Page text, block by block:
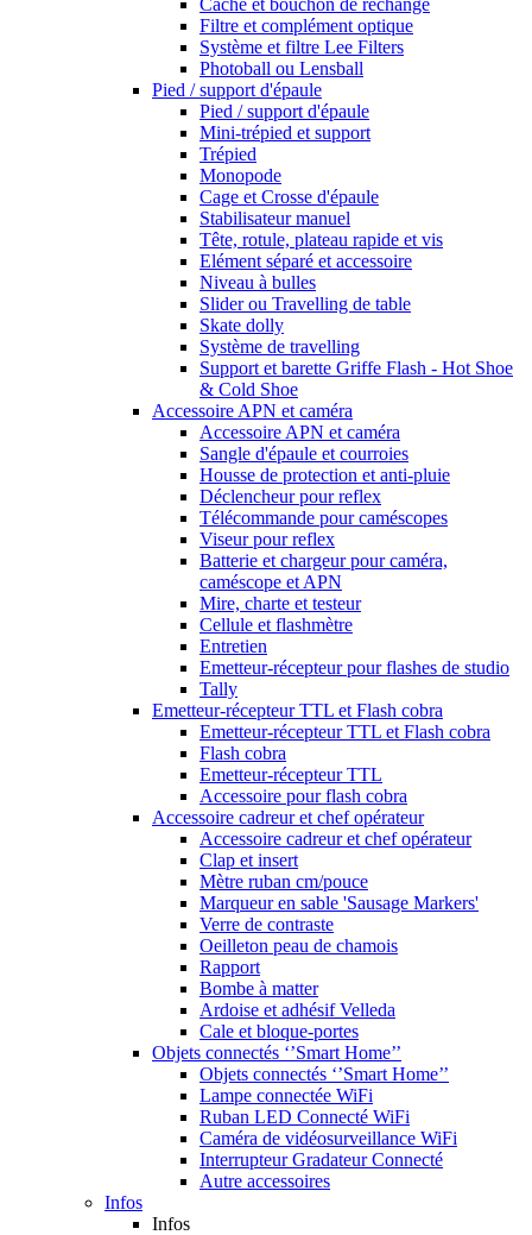
Cache et bouchon de rechange
Filtre et complément optique
Système et filtre Lee Filters
Photoball ou Lensball
Pied / support d'épaule
Pied / support d'épaule
Mini-trépied et support
Trépied
Monopode
Cage et Crosse d'épaule
Stabilisateur manuel
Tête, rotule, plateau rapide et vis
Elément séparé et accessoire
Niveau à bulles
Slider ou Travelling de table
Skate dolly
Système de travelling
Support et barette Griffe Flash - Hot Shoe
& Cold Shoe
Accessoire APN et caméra
Accessoire APN et caméra
Sangle d'épaule et courroies
Housse de protection et anti-pluie
Déclencheur pour reflex
Télécommande pour caméscopes
Viseur pour reflex
Batterie et chargeur pour caméra,
caméscope et APN
Mire, charte et testeur
Cellule et flashmètre
Entretien
Emetteur-récepteur pour flashes de studio
Tally
Emetteur-récepteur TTL et Flash cobra
Emetteur-récepteur TTL et Flash cobra
Flash cobra
Emetteur-récepteur TTL
Accessoire pour flash cobra
Accessoire cadreur et chef opérateur
Accessoire cadreur et chef opérateur
Clap et insert
Mètre ruban cm/pouce
Marqueur en sable 'Sausage Markers'
Verre de contraste
Oeilleton peau de chamois
Rapport
Bombe à matter
Ardoise et adhésif Velleda
Cale et bloque-portes
Objets connectés ‘’Smart Home’’
Objets connectés ‘’Smart Home’’
Lampe connectée WiFi
Ruban LED Connecté WiFi
Caméra de vidéosurveillance WiFi
Interrupteur Gradateur Connecté
Autre accessoires
Infos
Infos